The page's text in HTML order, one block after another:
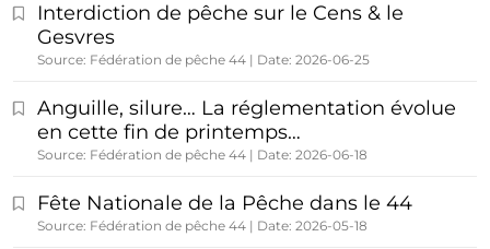
Interdiction de pêche sur le Cens & le
Gesvres
Source: Fédération de pêche 44 Date: 2026-06-25
Anguille, silure… La réglementation évolue
en cette fin de printemps…
Source: Fédération de pêche 44 Date: 2026-06-18
Fête Nationale de la Pêche dans le 44
Source: Fédération de pêche 44 Date: 2026-05-18